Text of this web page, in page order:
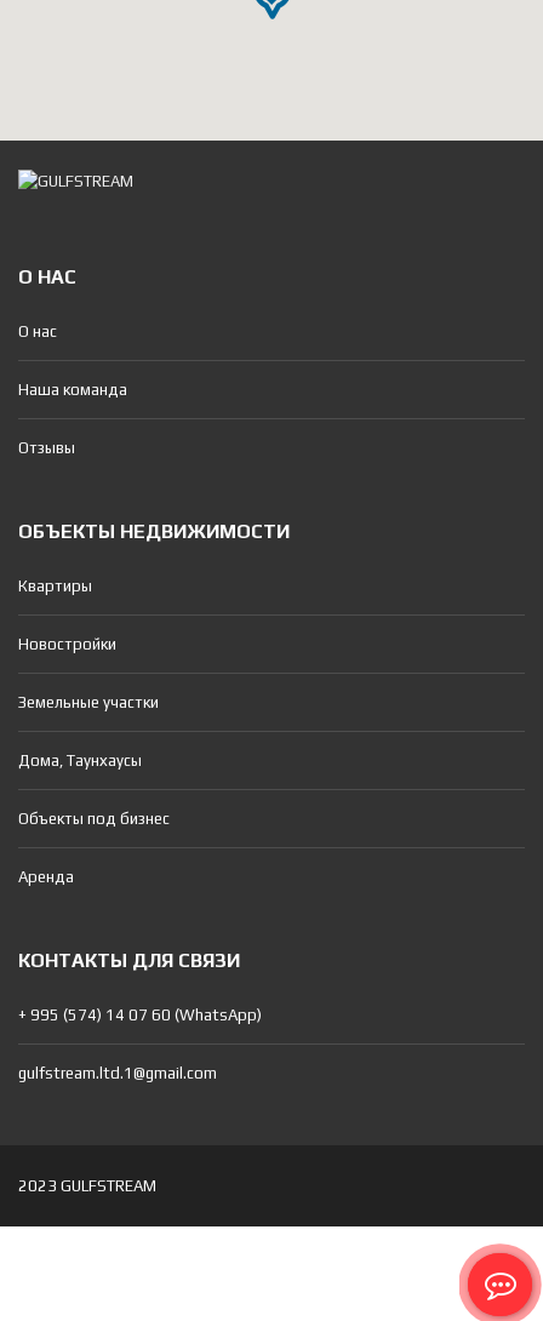
О НАС
О нас
Наша команда
Отзывы
ОБЪЕКТЫ НЕДВИЖИМОСТИ
Квартиры
Новостройки
Земельные участки
Дома, Таунхаусы
Объекты под бизнес
Аренда
КОНТАКТЫ ДЛЯ СВЯЗИ
+ 995 (574) 14 07 60 (WhatsApp)
gulfstream.ltd.1@gmail.com
2023 GULFSTREAM